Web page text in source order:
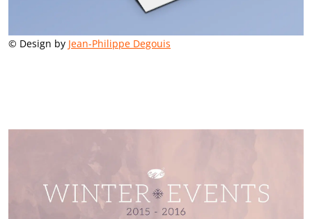
© Design by Jean-Philippe Degouis